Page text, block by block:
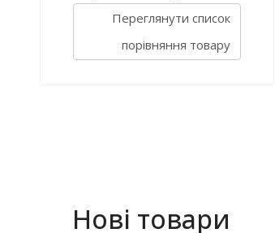
Переглянути список
порівняння товару
Нові товари